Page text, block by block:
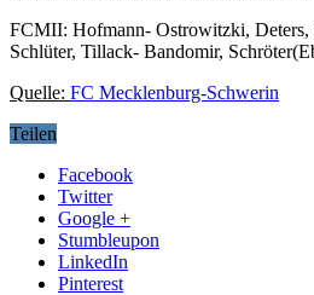
FCMII: Hofmann- Ostrowitzki, Deters,
Schlüter, Tillack- Bandomir,
Quelle: FC Mecklenburg-Schwerin
Teilen
Facebook
Twitter
Google +
Stumbleupon
LinkedIn
Pinterest